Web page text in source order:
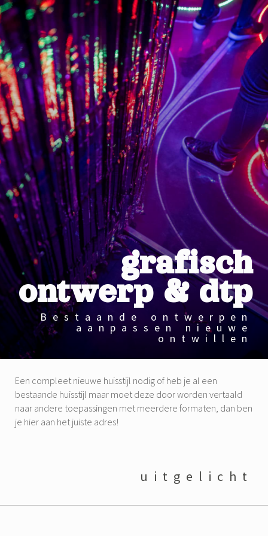
grafisch
ontwerp & dtp
Bestaande ontwerpen
aanpassen nieuwe
ontwillen
Een compleet nieuwe huisstijl nodig of heb je al een
bestaande huisstijl maar moet deze door worden vertaald
naar andere toepassingen met meerdere formaten, dan ben
je hier aan het juiste adres!
uitgelicht